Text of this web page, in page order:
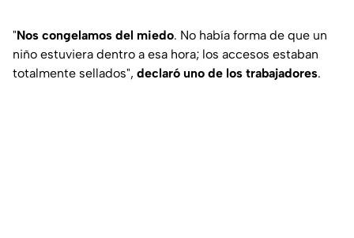
"Nos congelamos del miedo. No había forma de que un
niño estuviera dentro a esa hora; los accesos estaban
totalmente sellados", declaró uno de los trabajadores.